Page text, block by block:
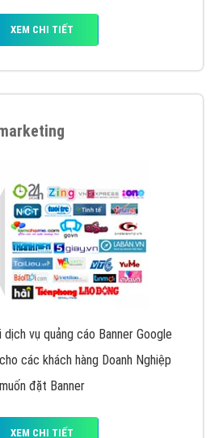
XEM CHI TIẾT
vụ quảng cáo Banner Google
các khách hàng Doanh Nghiệp
muốn đặt Banner
XEM CHI TIẾT